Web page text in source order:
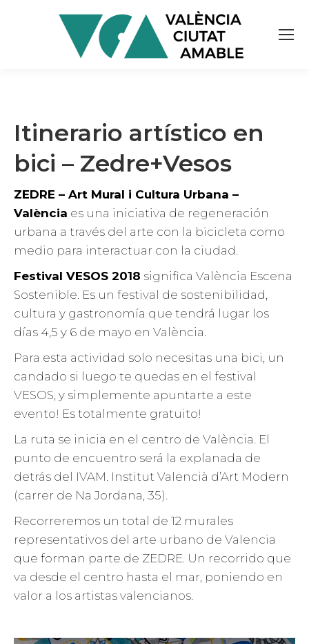
Itinerario artístico en
bici – Zedre+Vesos
ZEDRE – Art Mural i Cultura Urbana –
València es una iniciativa de regeneración
urbana a través del arte con la bicicleta como
medio para interactuar con la ciudad.
Festival VESOS 2018 significa València Escena
Sostenible. Es un festival de sostenibilidad,
cultura y gastronomía que tendrá lugar los
días 4,5 y 6 de mayo en València.
Para esta actividad solo necesitas una bici, un
candado si luego te quedas en el festival
VESOS, y simplemente apuntarte a este
evento! Es totalmente gratuito!
La ruta se inicia en el centro de València. El
punto de encuentro será la explanada de
detrás del IVAM. Institut Valencià d’Art Modern
(carrer de Na Jordana, 35).
Recorreremos un total de 12 murales
representativos del arte urbano de Valencia
que forman parte de ZEDRE. Un recorrido que
va desde el centro hasta el mar, poniendo en
valor a los artistas valencianos.